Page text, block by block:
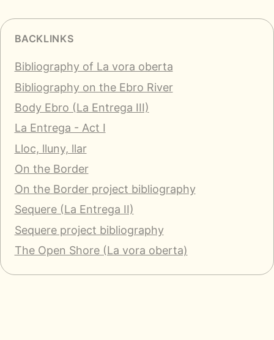
BACKLINKS
Bibliography of La vora oberta
Bibliography on the Ebro River
Body Ebro (La Entrega III)
La Entrega - Act I
Lloc, lluny, llar
On the Border
On the Border project bibliography
Sequere (La Entrega II)
Sequere project bibliography
The Open Shore (La vora oberta)